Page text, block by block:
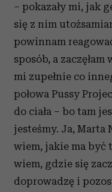
otrzymanymi od
korzystania z ich
– pokazały mi, jak
się z nim
powinnam
sposób, a
mi zupełnie co
połowa Pussy
do ciała – bo tam
jesteśmy. Ja, Marta
wiem, jakie ma być
wiem, gdzie się
doprowadzę i